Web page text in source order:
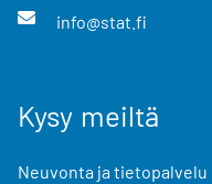
info@stat.fi
Kysy meiltä
Neuvonta ja tietopalvelu